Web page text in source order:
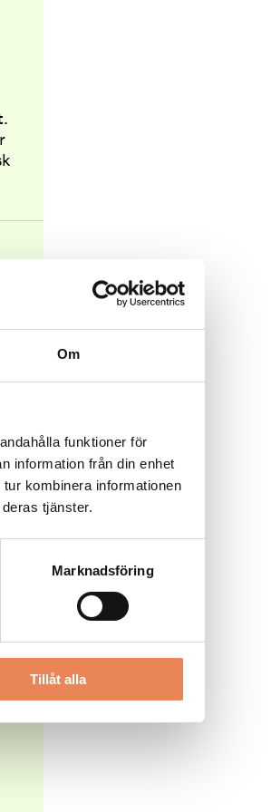
Om
funktioner för
information från din enhet
kombinera informationen
tjänster.
Marknadsföring
Tillåt alla